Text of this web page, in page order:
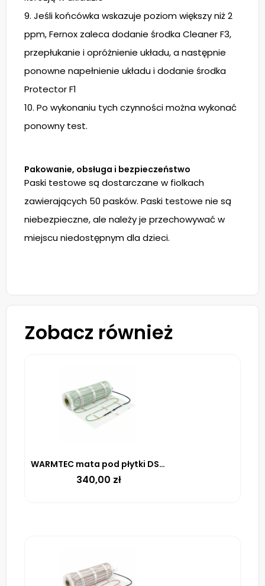
9. Jeśli końcówka wskazuje poziom większy niż 2
ppm, Fernox zaleca dodanie środka Cleaner F3,
przepłukanie i opróżnienie układu, a następnie
ponowne napełnienie układu i dodanie środka
Protector F1
10. Po wykonaniu tych czynności można wykonać
ponowny test.
Pakowanie, obsługa i bezpieczeństwo
Paski testowe są dostarczane w fiolkach
zawierających 50 pasków. Paski testowe nie są
niebezpieczne, ale należy je przechowywać w
miejscu niedostępnym dla dzieci.
Zobacz również
WARMTEC mata pod płytki DSE-30 100 W/m² – 3m²
340,00 zł